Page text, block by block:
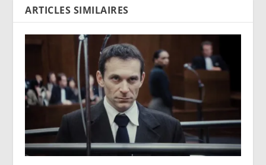
ARTICLES SIMILAIRES